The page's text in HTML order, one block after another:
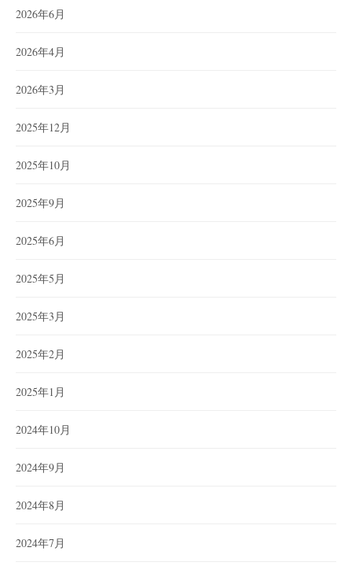
2026年6月
2026年4月
2026年3月
2025年12月
2025年10月
2025年9月
2025年6月
2025年5月
2025年3月
2025年2月
2025年1月
2024年10月
2024年9月
2024年8月
2024年7月